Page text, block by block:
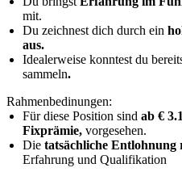
mit.
Du zeichnest dich durch ein
aus.
Idealerweise konntest du
sammeln.
Rahmenbedinungen:
Für diese Position sind ab €
Fixprämie, vorgesehen.
Die tatsächliche Entlohnung
Erfahrung und Qualifikation